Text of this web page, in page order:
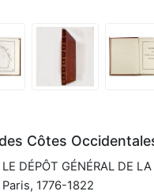
Côtes
LE DÉPÔT GÉNÉRAL DE
Paris, 1776-1822